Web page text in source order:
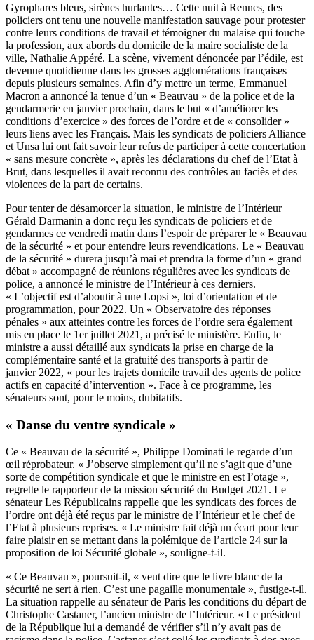
Gyrophares bleus, sirènes hurlantes… Cette nuit à Rennes, des
policiers ont tenu une nouvelle manifestation sauvage pour protester
contre leurs conditions de travail et témoigner du malaise qui touche
la profession, aux abords du domicile de la maire socialiste de la
ville, Nathalie Appéré. La scène, vivement dénoncée par l’édile, est
devenue quotidienne dans les grosses agglomérations françaises
depuis plusieurs semaines. Afin d’y mettre un terme, Emmanuel
Macron a annoncé la tenue d’un « Beauvau » de la police et de la
gendarmerie en janvier prochain, dans le but « d’améliorer les
conditions d’exercice » des forces de l’ordre et de « consolider »
leurs liens avec les Français. Mais les syndicats de policiers Alliance
et Unsa lui ont fait savoir leur refus de participer à cette concertation
« sans mesure concrète », après les déclarations du chef de l’Etat à
Brut, dans lesquelles il avait reconnu des contrôles au faciès et des
violences de la part de certains.
Pour tenter de désamorcer la situation, le ministre de l’Intérieur
Gérald Darmanin a donc reçu les syndicats de policiers et de
gendarmes ce vendredi matin dans l’espoir de préparer le « Beauvau
de la sécurité » et pour entendre leurs revendications. Le « Beauvau
de la sécurité » durera jusqu’à mai et prendra la forme d’un « grand
débat » accompagné de réunions régulières avec les syndicats de
police, a annoncé le ministre de l’Intérieur à ces derniers.
« L’objectif est d’aboutir à une Lopsi », loi d’orientation et de
programmation, pour 2022. Un « Observatoire des réponses
pénales » aux atteintes contre les forces de l’ordre sera également
mis en place le 1er juillet 2021, a précisé le ministère. Enfin, le
ministre a aussi détaillé aux syndicats la prise en charge de la
complémentaire santé et la gratuité des transports à partir de
janvier 2022, « pour les trajets domicile travail des agents de police
actifs en capacité d’intervention ». Face à ce programme, les
sénateurs sont, pour le moins, dubitatifs.
« Danse du ventre syndicale »
Ce « Beauvau de la sécurité », Philippe Dominati le regarde d’un
œil réprobateur. « J’observe simplement qu’il ne s’agit que d’une
sorte de compétition syndicale et que le ministre en est l’otage »,
regrette le rapporteur de la mission sécurité du Budget 2021. Le
sénateur Les Républicains rappelle que les syndicats des forces de
l’ordre ont déjà été reçus par le ministre de l’Intérieur et le chef de
l’Etat à plusieurs reprises. « Le ministre fait déjà un écart pour leur
faire plaisir en se mettant dans la polémique de l’article 24 sur la
proposition de loi Sécurité globale », souligne-t-il.
« Ce Beauvau », poursuit-il, « veut dire que le livre blanc de la
sécurité ne sert à rien. C’est une pagaille monumentale », fustige-t-il.
La situation rappelle au sénateur de Paris les conditions du départ de
Christophe Castaner, l’ancien ministre de l’Intérieur. « Le président
de la République lui a demandé de vérifier s’il n’y avait pas de